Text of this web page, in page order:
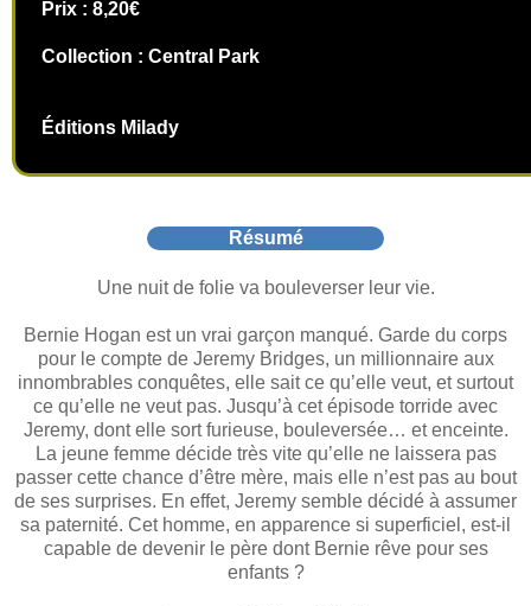
Prix : 8,20€
Collection : Central Park
Éditions Milady
Résumé
Une nuit de folie va bouleverser leur vie.
Bernie Hogan est un vrai garçon manqué. Garde du corps
pour le compte de Jeremy Bridges, un millionnaire aux
innombrables conquêtes, elle sait ce qu’elle veut, et surtout
ce qu’elle ne veut pas. Jusqu’à cet épisode torride avec
Jeremy, dont elle sort furieuse, bouleversée… et enceinte.
La jeune femme décide très vite qu’elle ne laissera pas
passer cette chance d’être mère, mais elle n’est pas au bout
de ses surprises. En effet, Jeremy semble décidé à assumer
sa paternité. Cet homme, en apparence si superficiel, est-il
capable de devenir le père dont Bernie rêve pour ses
enfants ?